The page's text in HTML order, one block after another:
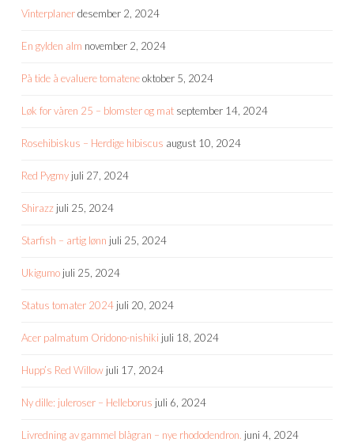
Vinterplanerdesember 2, 2024
En gylden alm november 2, 2024
På tide å evaluere tomateneoktober 5, 2024
Løk for våren 25 – blomster og mat september 14, 2024
Rosehibiskus – Herdige hibiscus august 10, 2024
Red Pygmy juli 27, 2024
Shirazz juli 25, 2024
Starfish – artig lønn juli 25, 2024
Ukigumo juli 25, 2024
Status tomater 2024 juli 20, 2024
Acer palmatum Oridono-nishiki juli 18, 2024
Hupp’s Red Willow juli 17, 2024
Ny dille: juleroser – Helleborus juli 6, 2024
Livredning av gammel blågran – nye rhododendron. juni 4, 2024